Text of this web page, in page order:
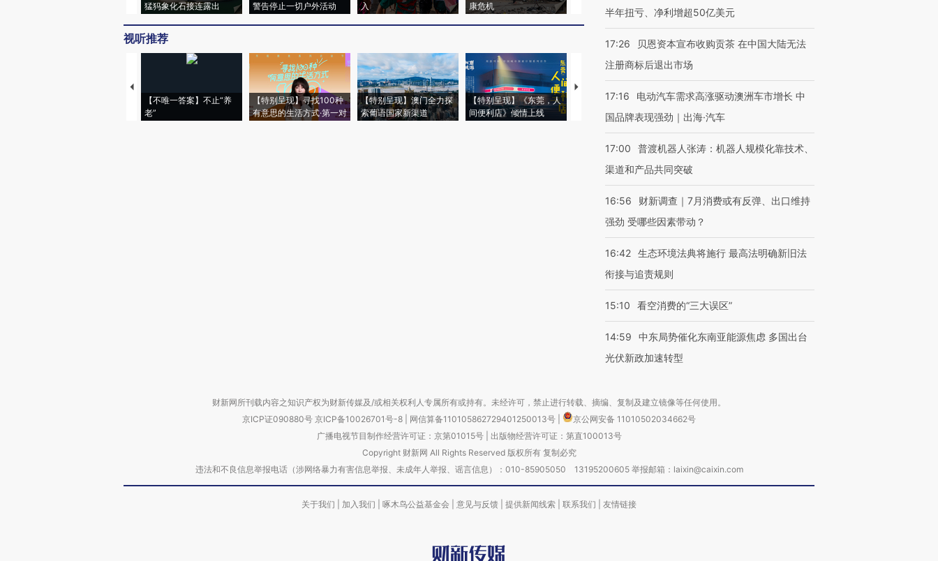
猛犸象化石接连露出
警告停止一切户外活动
入
康危机
心“花钱找虐”？
毒品
视听推荐
【不唯一答案】不止“养
老”
【特别呈现】寻找100种
有意思的生活方式·第一对
【特别呈现】澳门全力探
索葡语国家新渠道
【特别呈现】《东莞，人
间便利店》倾情上线
【推广】走进第四届链博
会，让数智科技“链”接产
【特别呈现】寻找100种
有意思的生活方式·第三对
CFO：不靠规模取胜，华
半年扭亏、净利增超50亿美元
17:26
贝恩资本宣布收购贡茶 在中国大陆无法
注册商标后退出市场
17:16
电动汽车需求高涨驱动澳洲车市增长 中
国品牌表现强劲｜出海·汽车
17:00
普渡机器人张涛：机器人规模化靠技术、
渠道和产品共同突破
16:56
财新调查｜7月消费或有反弹、出口维持
强劲 受哪些因素带动？
16:42 生态环境法典将施行 最高法明确新旧法
衔接与追责规则
15:10 看空消费的“三大误区”
14:59
中东局势催化东南亚能源焦虑 多国出台
光伏新政加速转型
财新网所刊载内容之知识产权为财新传媒及/或相关权利人专属所有或持有。未经许可，禁止进行转载、摘编、复制及建立镜像等任何使用。
京ICP证090880号 京ICP备10026701号-8 网信算备110105862729401250013号
京公网安备 11010502034662号
广播电视节目制作经营许可证：京第01015号| 出版物经营许可证：第直100013号
Copyright 财新网 All Rights Reserved 版权所有 复制必究
违法和不良信息举报电话（涉网络暴力有害信息举报、未成年人举报、谣言信息）：010-85905050 13195200605 举报邮箱：laixin@caixin.com
关于我们 加入我们 啄木鸟公益基金会 意见与反馈 提供新闻线索 联系我们 友情链接